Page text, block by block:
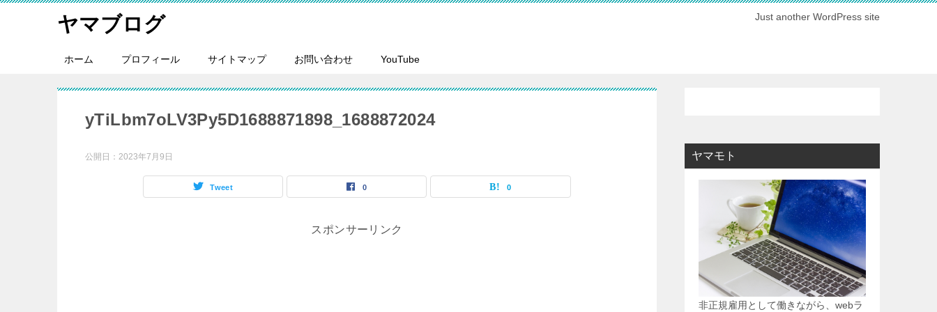
ヤマブログ Just another WordPress site
ホーム プロフィール サイトマップ お問い合わせ YouTube
yTiLbm7oLV3Py5D1688871898_1688872024
公開日： 2023年7月9日
Tweet 0 0
スポンサーリンク
ヤマモト
非正規雇用として働きながら、webラ